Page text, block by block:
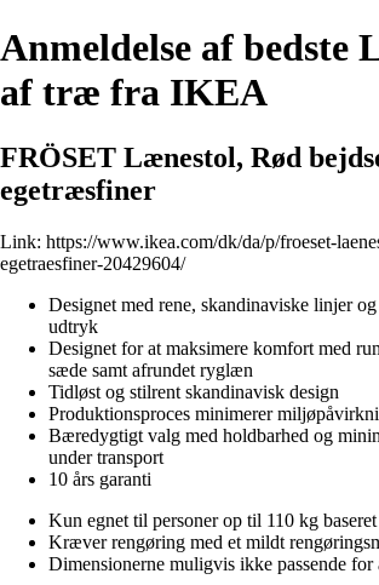
Anmeldelse af bedste
af træ fra IKEA
FRÖSET Lænestol, Rød
egetræsfiner
Link: https://www.ikea.com/dk/da/p/froeset-
egetraesfiner-20429604/
Designet med rene, skandinaviske linjer
udtryk
Designet for at maksimere komfort med
sæde samt afrundet ryglæn
Tidløst og stilrent skandinavisk design
Produktionsproces minimerer
Bæredygtigt valg med holdbarhed og
under transport
10 års garanti
Kun egnet til personer op til 110 kg baseret
Kræver rengøring med et mildt
Dimensionerne muligvis ikke passende for